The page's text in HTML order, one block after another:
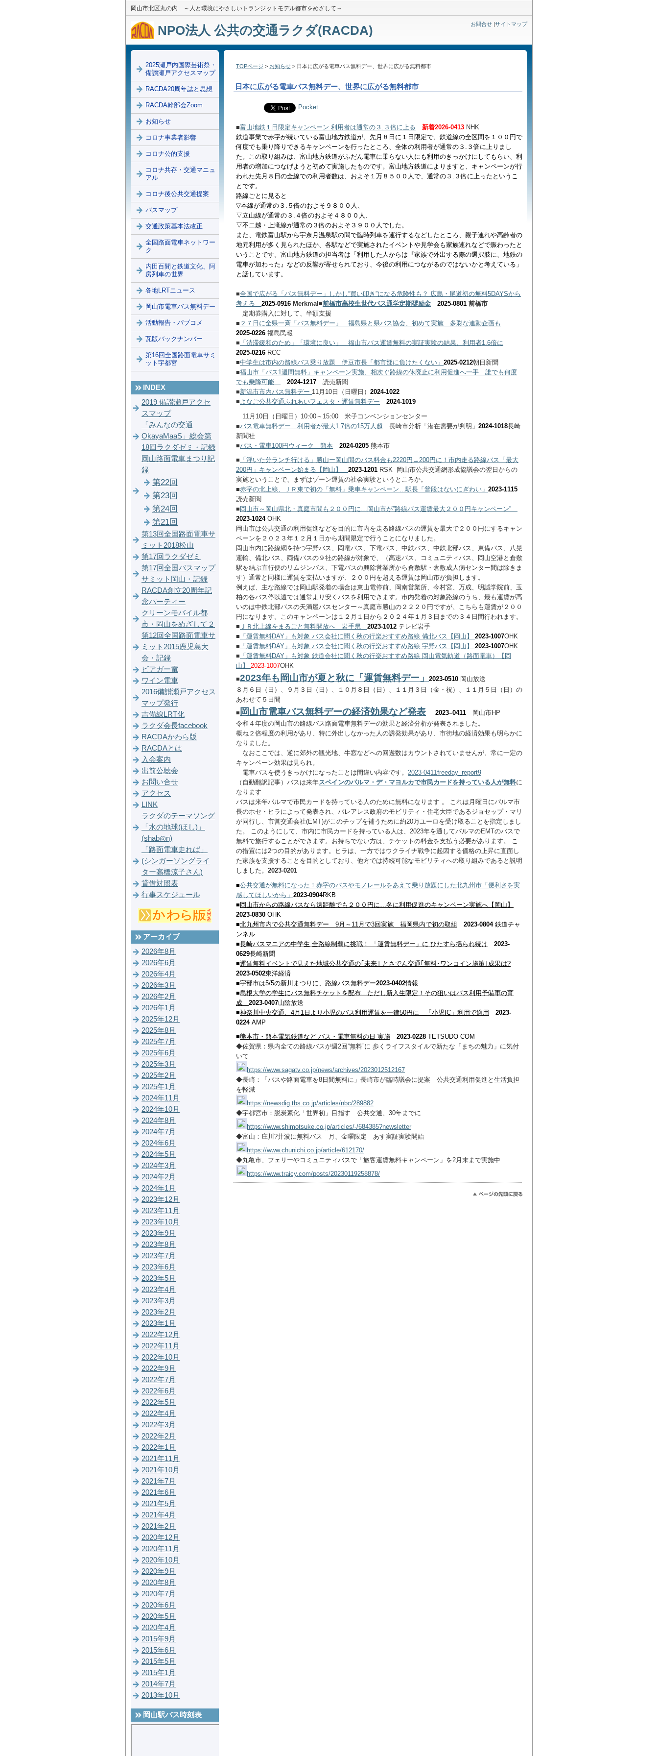
岡山市北区丸の内 ～人と環境にやさしいトランジットモデル都市をめざして～
NPO法人 公共の交通ラクダ(RACDA) お問合せ |サイトマップ
TOPページ > お知らせ > 日本に広がる電車バス無料デー、世界に広がる無料都市
日本に広がる電車バス無料デー、世界に広がる無料都市
Pocket
■富山地鉄１日限定キャンペーン 利用者は通常の３.３倍に上る 新着2026-0413 NHK
鉄道事業で赤字が続いている富山地方鉄道が、先月８日に１日限定で、鉄道線の全区間を１００円で
何度でも乗り降りできるキャンペーンを行ったところ、全体の利用者が通常の３.３倍に上りまし
た。 この取り組みは、富山地方鉄道がふだん電車に乗らない人にも利用のきっかけにしてもらい、利
用者の増加につなげようと初めて実施したものです。 富山地方鉄道によりますと、キャンペーンが行
われた先月８日の全線での利用者数は、およそ１万８５００人で、通常の３.３倍に上ったというこ
とです。
路線ごとに見ると
▽本線が通常の３.５倍のおよそ９８００人、
▽立山線が通常の３.４倍のおよそ４８００人、
▽不二越・上滝線が通常の３倍のおよそ３９００人でした。
また、電鉄富山駅から宇奈月温泉駅の間で臨時列車を運行するなどしたところ、親子連れや高齢者の
地元利用が多く見られたほか、各駅などで実施されたイベントや見学会も家族連れなどで賑わったと
いうことです。 富山地方鉄道の担当者は「利用した人からは『家族で外出する際の選択肢に、地鉄の
電車が加わった』などの反響が寄せられており、今後の利用につながるのではないかと考えている」
と話しています。
■全国で広がる「バス無料デー」しかし“買い叩き”になる危険性も？ 広島・尾道初の無料5DAYSから
考える 2025-0916 Merkmal ■前橋市高校生世代バス通学定期奨励金 2025-0801 前橋市
定期券購入に対して、半額支援
■ ２７日に全県一斉「バス無料デー」 福島県と県バス協会、初めて実施 多彩な連動企画も
2025-0226 福島民報
■ 「渋滞緩和のため」「環境に良い」 福山市バス運賃無料の実証実験の結果、利用者1.6倍に
2025-0216 RCC
■中学生は市内の路線バス乗り放題 伊豆市長「都市部に負けたくない」 2025-0212朝日新聞
■福山市 「バス1週間無料」キャンペーン実施、相次ぐ路線の休廃止に利用促進へ一手…誰でも何度
でも乗降可能
2024-1217
読売新聞
■新潟市市内バス無料デー 11月10日（日曜日） 2024-1022
■よなご公共交通ふれあいフェスタ・運賃無料デー
2024-1019
11月10日（日曜日）10:00～15:00 米子コンベンションセンター
■バス電車無料デー 利用者が最大1.7倍の15万人超 長崎市分析「潜在需要が判明」 2024-1018長崎
新聞社
■バス・電車100円ウィーク 熊本 2024-0205 熊本市
■ 「浮いた分ランチ行ける」勝山ー岡山間のバス料金も2220円→200円に！市内走る路線バス「最大
200円」キャンペーン始まる【岡山】 2023-1201 RSK 岡山市公共交通網形成協議会の翌日からの
実施ということで、まずはゾーン運賃の社会実験というところか。
■赤字の北上線、ＪＲ東で初の「無料」乗車キャンペーン…駅長「普段はないにぎわい」 2023-1115
読売新聞
■ 岡山市～岡山県北・真庭市間も２００円に…岡山市が”路線バス運賃最大２００円キャンペーン”
2023-1024 OHK
岡山市は公共交通の利用促進などを目的に市内を走る路線バスの運賃を最大で２００円にするキャン
ペーンを２０２３年１２月１日から期間限定で行うことになりました。
岡山市内に路線網を持つ宇野バス、岡電バス、下電バス、中鉄バス、中鉄北部バス、東備バス、八晃
運輸、備北バス、両備バスの９社の路線が対象で、（高速バス、コミュニティバス、岡山空港と倉敷
駅を結ぶ直行便のリムジンバス、下電バスの興除営業所から倉敷駅・倉敷成人病センター間は除きま
す）通常と同様に運賃を支払いますが、２００円を超える運賃は岡山市が負担します。
例えば、主な路線では岡山駅発着の場合は東山電停前、岡南営業所、今村宮、万成、明誠学院前、玉
柏の各バス停以遠では通常より安くバスを利用できます。市内発着の対象路線のうち、最も運賃が高
いのは中鉄北部バスの天満屋バスセンター～真庭市勝山の２２２０円ですが、こちらも運賃が２００
円になります。このキャンペーンは１２月１日から２０２４年１月３日までの３４日間行われます。
■ ＪＲ北上線をまるごと無料開放へ 岩手県 2023-1012 テレビ岩手
■ 「運賃無料DAY」も対象 バス会社に聞く秋の行楽おすすめ路線 備北バス【岡山】 2023-1007OHK
■ 「運賃無料DAY」も対象 バス会社に聞く秋の行楽おすすめ路線 宇野バス【岡山】 2023-1007OHK
■ 「運賃無料DAY」も対象 鉄道会社に聞く秋の行楽おすすめ路線 岡山電気軌道（路面電車）【岡
山】 2023-1007OHK
■2023年も岡山市が夏と秋に「運賃無料デー」 2023-0510 岡山放送
８月６日（日）、９月３日（日）、１０月８日（日）、１１月３日（金・祝）、１１月５日（日）の
あわせて５日間
■ 岡山市電車バス無料デーの経済効果など発表 2023–0411 岡山市HP
令和４年度の岡山市の路線バス路面電車無料デーの効果と経済分析が発表されました。
概ね２倍程度の利用があり、特に外出しなかった人の誘発効果があり、市街地の経済効果も明らかに
なりました。
なおここでは、逆に郊外の観光地、牛窓などへの回遊数はカウントされていませんが、常に一定の
キャンペーン効果は見られ。
電車バスを使うきっかけになったことは間違い内容です。 2023-0411freeday_report9
（自動翻訳記事）バスは来年スペインのパルマ・デ・マヨルカで市民カードを持っている人が無料に
なります
バスは来年パルマで市民カードを持っている人のために無料になります 。 これは月曜日にパルマ市
長のホセ・ヒラによって発表され、バレアレス政府のモビリティ・住宅大臣であるジョセップ・マリ
が同行し、市営交通会社(EMT)がこのチップを補うために約20万ユーロを受け取ることを指定しまし
た。 このようにして、市内に市民カードを持っている人は、2023年を通してパルマのEMTのバスで
無料で旅行することができます。お持ちでない方は、チケットの料金を支払う必要があります。 こ
の措置には2つの目的があります。ヒラは、一方ではウクライナ戦争に起因する価格の上昇に直面し
た家族を支援することを目的としており、他方では持続可能なモビリティへの取り組みであると説明
しました。 2023-0201
■公共交通が無料になった！赤字のバスやモノレールをあえて乗り放題にした北九州市「便利さを実
感してほしいから」 2023-0904RKB
■ 岡山市からの路線バスなら遠距離でも２００円に…冬に利用促進のキャンペーン実施へ【岡山】
2023-0830 OHK
■北九州市内で公共交通無料デー 9月～11月で3回実施 福岡県内で初の取組 2023-0804鉄道チャ
ンネル
■長崎バスマニアの中学生 全路線制覇に挑戦！ 「運賃無料デー」に ひたすら揺られ続け
2023-
0629長崎新聞
■運賃無料イベントで見えた地域公共交通の｢未来｣ とさでん交通｢無料･ワンコイン施策｣成果は?
2023-0502東洋経済
■宇部市は5/5の新川まつりに、路線バス無料デー2023-0402情報
■島根大学の学生にバス無料チケットを配布…ただし新入生限定！その狙いはバス利用予備軍の育
成 2023-0407山陰放送
■神奈川中央交通、4月1日より小児のバス利用運賃を一律50円に 「小児IC」利用で適用
2023-
0224 AMP
■熊本市・熊本電気鉄道など バス・電車無料の日 実施 2023-0228 TETSUDO COM
◆佐賀県：県内全ての路線バスが週2回”無料”に 歩くライフスタイルで新たな「まちの魅力」に気付
いて
https://www.sagatv.co.jp/news/archives/2023012512167
◆長崎：「バスや路面電車を8日間無料に」長崎市が臨時議会に提案 公共交通利用促進と生活負担
を軽減
https://newsdig.tbs.co.jp/articles/nbc/289882
◆宇都宮市：脱炭素化「世界初」目指す 公共交通、30年までに
https://www.shimotsuke.co.jp/articles/-/684385?newsletter
◆富山：庄川?井波に無料バス 月、金曜限定 あす実証実験開始
https://www.chunichi.co.jp/article/612170/
◆丸亀市、フェリーやコミュニティバスで「旅客運賃無料キャンペーン」を2月末まで実施中
https://www.traicy.com/posts/20230119258878/
2025瀬戸内国際芸術祭・
備讃瀬戸アクセスマップ
RACDA20周年誌と思想
RACDA幹部会Zoom
お知らせ
コロナ事業者影響
コロナ公的支援
コロナ共存・交通マニュ
アル
コロナ後公共交通提案
バスマップ
交通政策基本法改正
全国路面電車ネットワー
ク
内田百閒と鉄道文化、阿
房列車の世界
各地LRTニュース
岡山市電車バス無料デー
活動報告・パブコメ
瓦版バックナンバー
第16回全国路面電車サミ
ット宇都宮
INDEX
2019 備讃瀬戸アクセ
スマップ
「みんなの交通
OkayaMaaS」総会第
18回ラクダゼミ・記録
岡山路面電車まつり記
録
第22回
第23回
第24回
第21回
第13回全国路面電車サ
ミット2018松山
第17回ラクダゼミ
第17回全国バスマップ
サミット岡山・記録
RACDA創立20周年記
念パーティー
クリーンモバイル都
市・岡山をめざして２
第12回全国路面電車サ
ミット2015鹿児島大
会・記録
ビアガー電
ワイン電車
2016備讃瀬戸アクセス
マップ発行
吉備線LRT化
ラクダ会長facebook
RACDAかわら版
RACDAとは
入会案内
出前公聴会
お問い合せ
アクセス
LINK
ラクダのテーマソング
「水の地球(ほし)」
(shab◎n)
「路面電車走れば」
(シンガーソングライ
ター高橋涼子さん)
貸借対照表
行事スケジュール
アーカイブ
2026年8月
2026年6月
2026年4月
2026年3月
2026年2月
2026年1月
2025年12月
2025年8月
2025年7月
2025年6月
2025年3月
2025年2月
2025年1月
2024年11月
2024年10月
2024年8月
2024年7月
2024年6月
2024年5月
2024年3月
2024年2月
2024年1月
2023年12月
2023年11月
2023年10月
2023年9月
2023年8月
2023年7月
2023年6月
2023年5月
2023年4月
2023年3月
2023年2月
2023年1月
2022年12月
2022年11月
2022年10月
2022年9月
2022年7月
2022年6月
2022年5月
2022年4月
2022年3月
2022年2月
2022年1月
2021年11月
2021年10月
2021年7月
2021年6月
2021年5月
2021年4月
2021年2月
2020年12月
2020年11月
2020年10月
2020年9月
2020年8月
2020年7月
2020年6月
2020年5月
2020年4月
2015年9月
2015年6月
2015年5月
2015年1月
2014年7月
2013年10月
岡山駅バス時刻表